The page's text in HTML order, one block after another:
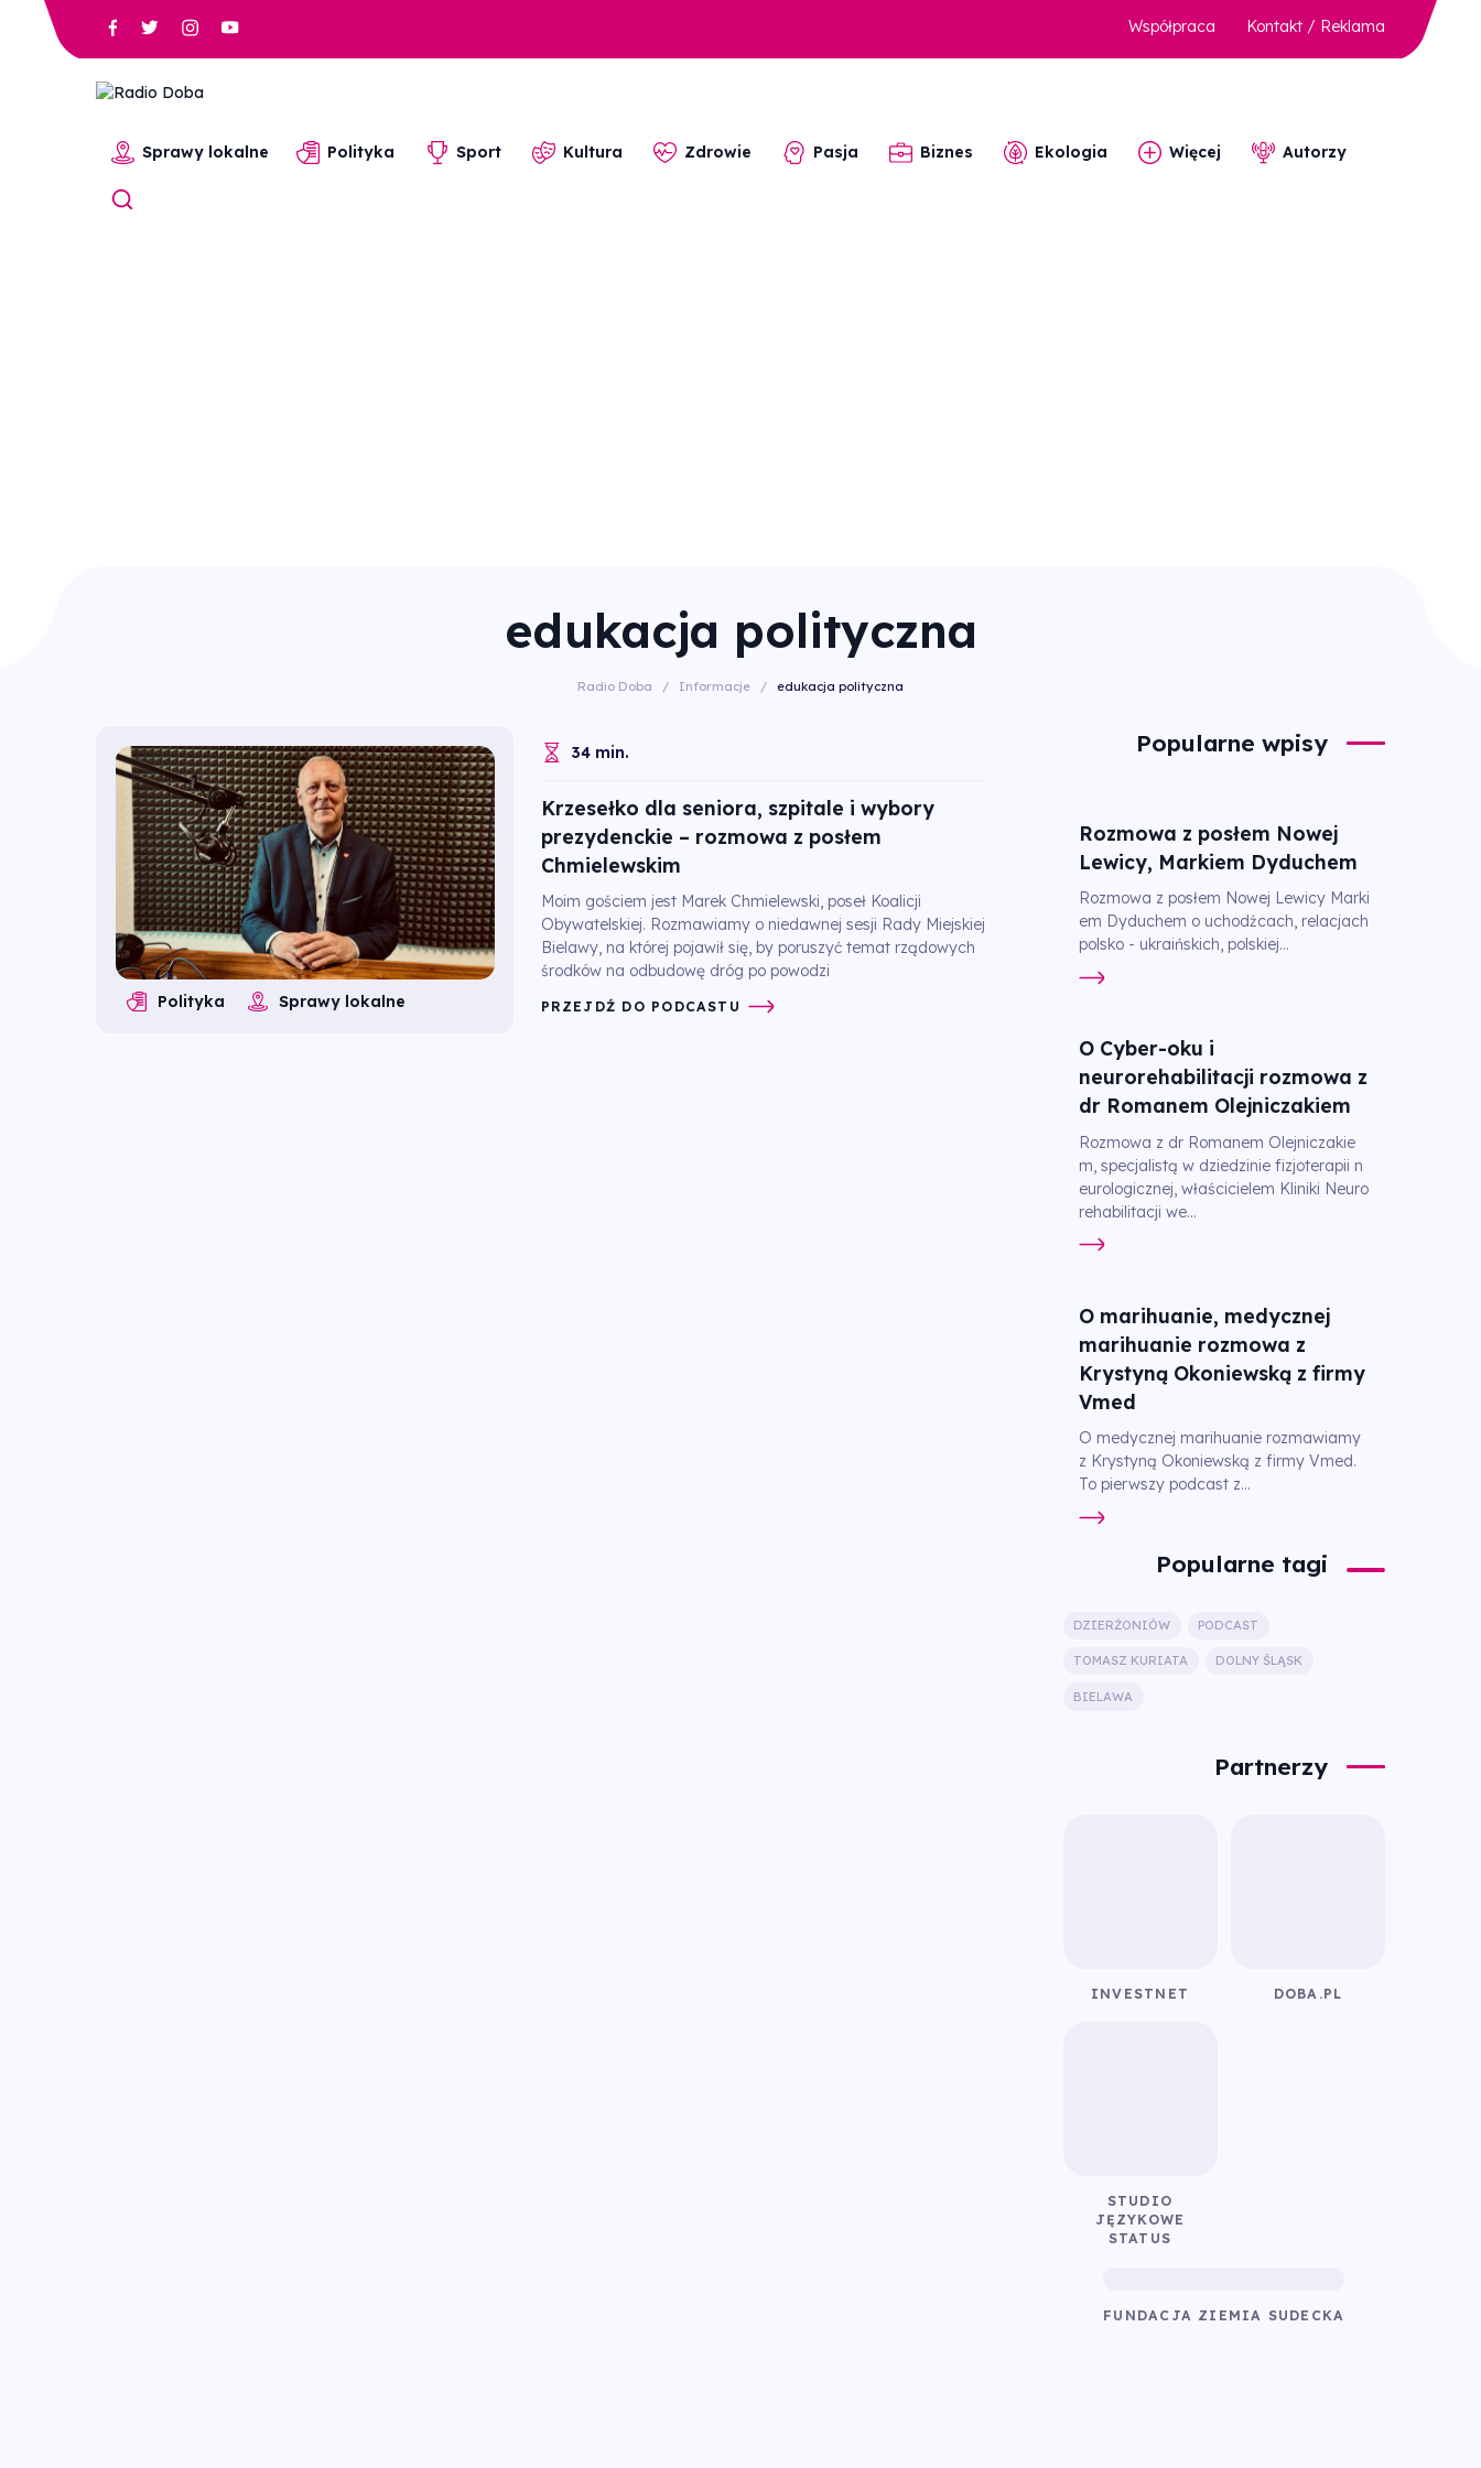
Współpraca Kontakt / Reklama
Sprawy lokalne Polityka Sport Kultura Zdrowie Pasja Biznes Ekologia Więcej Autorzy
edukacja polityczna
Radio Doba / Informacje / edukacja polityczna
Polityka Sprawy lokalne
34 min.
Krzesełko dla seniora, szpitale i wybory
prezydenckie – rozmowa z posłem
Chmielewskim
Moim gościem jest Marek Chmielewski, poseł Koalicji
Obywatelskiej. Rozmawiamy o niedawnej sesji Rady Miejskiej
Bielawy, na której pojawił się, by poruszyć temat rządowych
środków na odbudowę dróg po powodzi
PRZEJDŹ DO PODCASTU
Popularne wpisy
Rozmowa z posłem Nowej
Lewicy, Markiem Dyduchem
Rozmowa z posłem Nowej Lewicy Marki
em Dyduchem o uchodźcach, relacjach
polsko - ukraińskich, polskiej...
O Cyber-oku i
neurorehabilitacji rozmowa z
dr Romanem Olejniczakiem
Rozmowa z dr Romanem Olejniczakie
m, specjalistą w dziedzinie fizjoterapii n
eurologicznej, właścicielem Kliniki Neuro
rehabilitacji we...
O marihuanie, medycznej
marihuanie rozmowa z
Krystyną Okoniewską z firmy
Vmed
O medycznej marihuanie rozmawiamy
z Krystyną Okoniewską z firmy Vmed.
To pierwszy podcast z...
Popularne tagi
DZIERŻONIÓW PODCAST
TOMASZ KURIATA DOLNY ŚLĄSK
BIELAWA
Partnerzy
INVESTNET DOBA.PL
STUDIO
JĘZYKOWE
STATUS
FUNDACJA ZIEMIA SUDECKA